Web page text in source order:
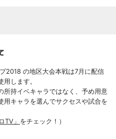
2018 の地区大会本戦は7月に配信
します。
所持イベキャラではなく、予め用意
用キャラを選んでサクセスや試合を
TV」 をチェック！）